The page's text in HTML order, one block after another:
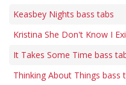
Keasbey Nights bass tabs
Kristina She Don't Know I
It Takes Some Time bass
Thinking About Things bass